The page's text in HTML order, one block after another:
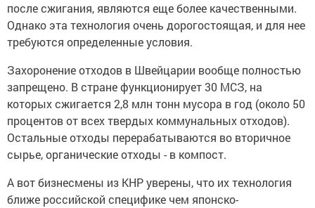
после сжигания, являются еще более качественными.
Однако эта технология очень дорогостоящая, и для нее
требуются определенные условия.
Захоронение отходов в Швейцарии вообще полностью
запрещено. В стране функционирует 30 МСЗ, на
которых сжигается 2,8 млн тонн мусора в год (около 50
процентов от всех твердых коммунальных отходов).
Остальные отходы перерабатываются во вторичное
сырье, органические отходы - в компост.
А вот бизнесмены из КНР уверены, что их технология
ближе российской специфике чем японско-